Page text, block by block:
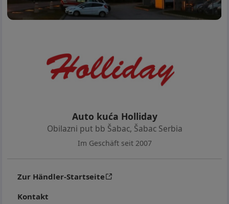
Auto kuća Holliday
Obilazni put bb Šabac, Šabac Serbia
Im Geschäft seit 2007
Zur Händler-Startseite
Kontakt